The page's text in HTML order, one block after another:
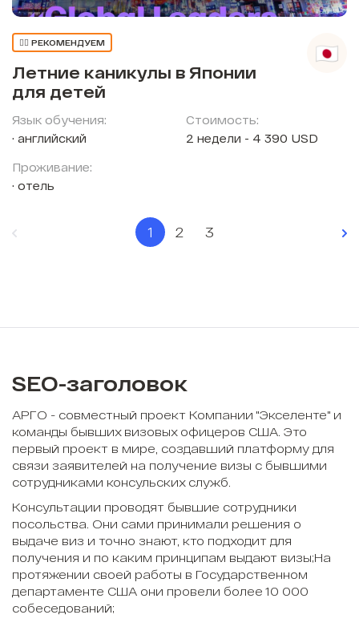
👍🏼 РЕКОМЕНДУЕМ
Летние каникулы в Японии
для детей
Язык обучения:
английский
Проживание:
отель
Стоимость:
2 недели - 4 390 USD
1 2 3
SEO-заголовок
АРГО - совместный проект Компании "Экселенте" и
команды бывших визовых офицеров США. Это
первый проект в мире, создавший платформу для
связи заявителей на получение визы с бывшими
сотрудниками консульских служб.
Консультации проводят бывшие сотрудники
посольства. Они сами принимали решения о
выдаче виз и точно знают, кто подходит для
получения и по каким принципам выдают визы;На
протяжении своей работы в Государственном
департаменте США они провели более 10 000
собеседований;